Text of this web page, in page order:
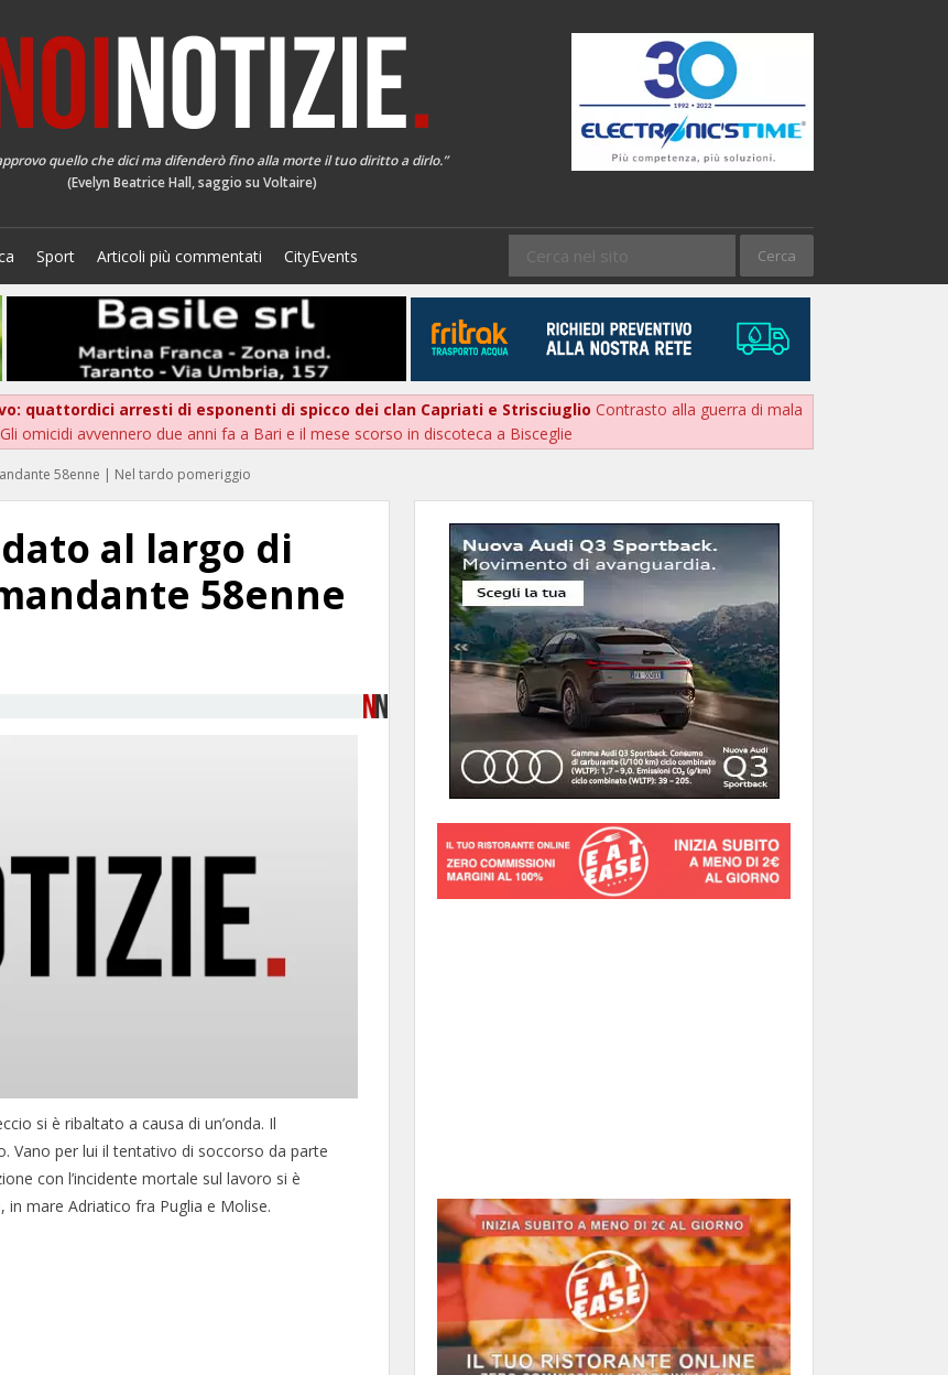
quello che dici ma difenderò fino alla morte il tuo diritto a dirlo.”
(Evelyn Beatrice Hall, saggio su Voltaire)
Sport Articoli più commentati CityEvents
quattordici arresti di esponenti di spicco dei clan Capriati e Strisciuglio Contrasto alla guerra di mala
omicidi avvennero due anni fa a Bari e il mese scorso in discoteca a Bisceglie
58enne | Nel tardo pomeriggio
al largo di
58enne
si è ribaltato a causa di un’onda. Il
Vano per lui il tentativo di soccorso da parte
con l’incidente mortale sul lavoro si è
mare Adriatico fra Puglia e Molise.